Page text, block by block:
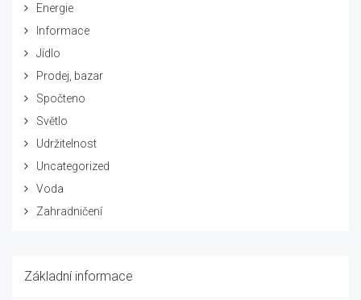
Energie
Informace
Jídlo
Prodej, bazar
Spočteno
Světlo
Udržitelnost
Uncategorized
Voda
Zahradničení
Základní informace